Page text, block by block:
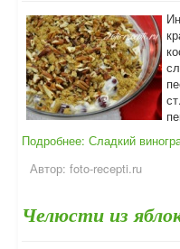
Подробнее: Сладкий
Автор: foto-recepti.ru
Челюсти из